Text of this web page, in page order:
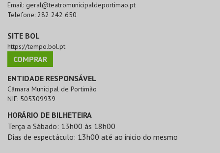
Email: geral@teatromunicipaldeportimao.pt
Telefone: 282 242 650
SITE BOL
https://tempo.bol.pt
COMPRAR
ENTIDADE RESPONSÁVEL
Câmara Municipal de Portimão
NIF: 505309939
HORÁRIO DE BILHETEIRA
Terça a Sábado: 13h00 às 18h00
Dias de espectáculo: 13h00 até ao inicio do mesmo